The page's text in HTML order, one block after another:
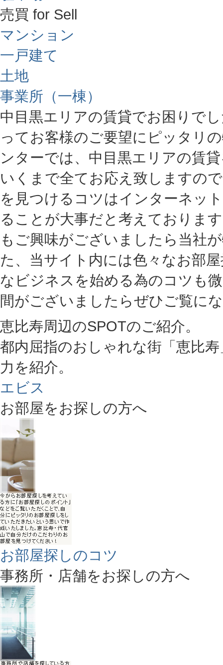
売買 for Sell
マンション
一戸建て
土地
事業所（一棟）
中目黒エリアの賃貸でお困りで
ってお客様のご要望にピッタリ
ンターでは、中目黒エリアの賃
いくまで全てお応え致しますの
を見つけるコツはインターネッ
ることが大事だと考えておりま
もご興味がございましたら当社
た、当サイト内には色々なお部
なビジネスを始める為のコツも
間がございましたらぜひご覧に
恵比寿周辺のSPOTのご紹介。
都内屈指のおしゃれな街「恵比
力を紹介。
エビス
お部屋をお探しの方へ
お部屋探しのコツ
事務所・店舗をお探しの方へ